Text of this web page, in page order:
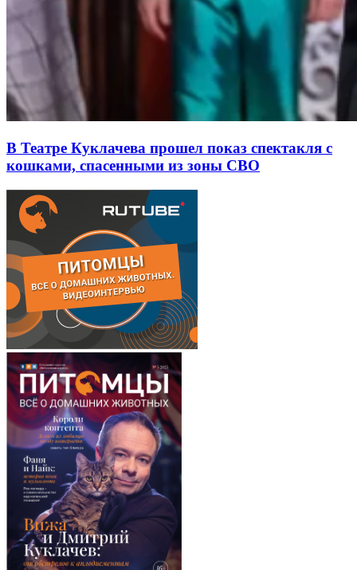
В Театре Куклачева прошел показ спектакля с
кошками, спасенными из зоны СВО